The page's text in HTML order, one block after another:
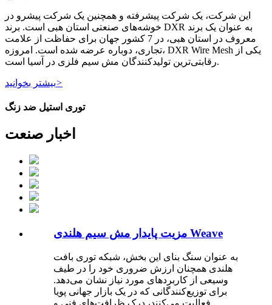
این شرکت، یک شرکت پیشرفته و همچنین یک شرکت پیشرو در
خوشه‌های صنعتی استان هبی است. برند DXR به عنوان یک برند
معروف در استان هبی، در 7 کشور جهان برای حفاظت از علامت
تجاری، دوباره عرضه شده است. امروزه، DXR Wire Mesh یکی از
رقابتی‌ترین تولیدکنندگان مش سیم فلزی در آسیا است.
بیشتر بخوانید>
توری استیل ضد زنگ
اخبار صنعت
مزیت پایدار مش سیم هلندی Weave
به عنوان سنگ بنای این بخش، شبکه توری بافت
هلندی همچنان ارزش ضروری خود را در طیف
وسیعی از کاربردهای مورد نیاز نشان می‌دهد.
برای توزیع‌کنندگانی که در یک بازار جهانی پویا